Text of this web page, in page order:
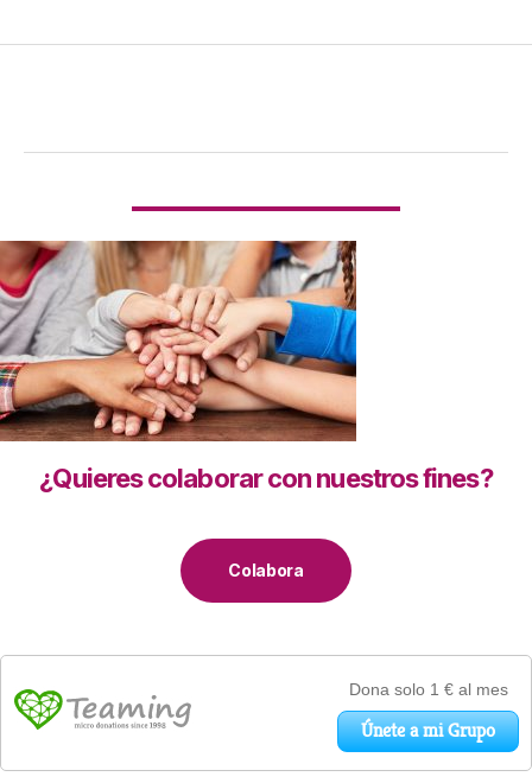
¿Quieres colaborar con nuestros fines?
Colabora